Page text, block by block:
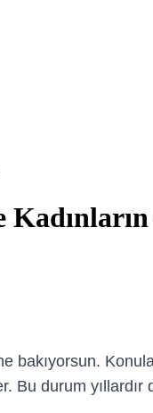
bakıyorsun.
Bu durum